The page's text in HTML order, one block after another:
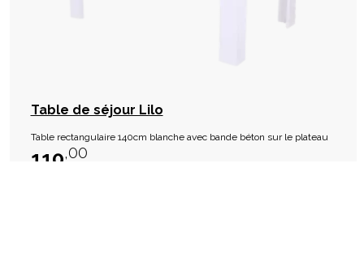
Table de séjour Lilo
Table rectangulaire 140cm blanche avec bande béton sur le plateau
110,00